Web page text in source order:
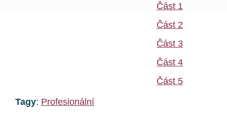
Část 1
Část 2
Část 3
Část 4
Část 5
Tagy: Profesionální